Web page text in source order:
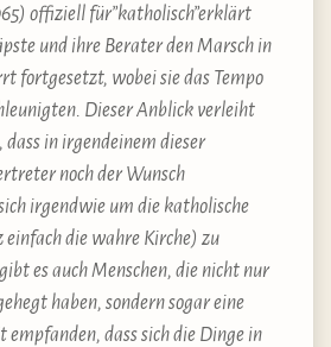
offiziell für”katholisch”erklärt
und ihre Berater den Marsch in
fortgesetzt, wobei sie das Tempo
Dieser Anblick verleiht
in irgendeinem dieser
noch der Wunsch
irgendwie um die katholische
einfach die wahre Kirche) zu
es auch Menschen, die nicht nur
haben, sondern sogar eine
empfanden, dass sich die Dinge in